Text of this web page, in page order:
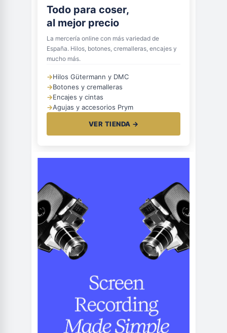
Todo para coser,
al mejor precio
La mercería online con más variedad de
España. Hilos, botones, cremalleras, encajes y
mucho más.
→Hilos Gütermann y DMC
→Botones y cremalleras
→Encajes y cintas
→Agujas y accesorios Prym
VER TIENDA →